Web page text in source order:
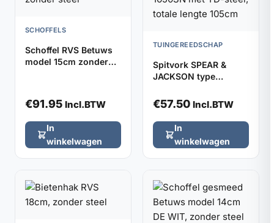
SCHOFFELS
Schoffel RVS Betuws
model 15cm zonder
€91.95 Incl.BTW
In
winkelwagen
TUINGEREEDSCHAP
Spitvork SPEAR &
JACKSON type
totale lengte 105cm
€57.50 Incl.BTW
In
winkelwagen